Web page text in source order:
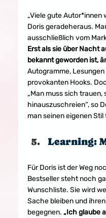
„Viele gute Autor*innen
Doris geradeheraus.
ausschließlich vom
Erst als sie über Nacht
bekannt geworden ist,
Autogramme,
provokanten Hooks.
„Man muss sich trauen,
hinauszuschreien“, so
man seinen eigenen
Learning:
Für Doris ist der Weg
Bestseller steht noch
Wunschliste. Sie wird
Sache bleiben und
begegnen. „Ich glaube